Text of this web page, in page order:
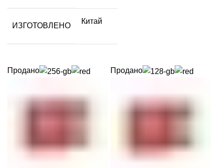
ИЗГОТОВЛЕНО
Китай
Продано Продано